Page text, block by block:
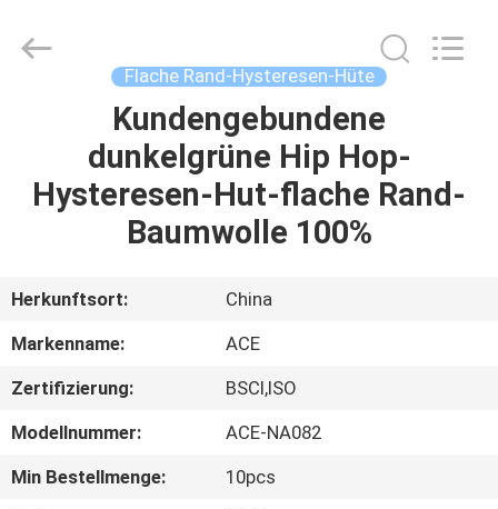
PRODUKTE
UNS
AUSFLUG
QUALITÄTSKONTROLLE
Ltd..
Flache Rand-Hysteresen-Hüte
Kundengebundene
dunkelgrüne Hip Hop-
Hysteresen-Hut-flache Rand-
Baumwolle 100%
Herkunftsort:
China
Markenname:
ACE
Zertifizierung:
BSCI,ISO
Modellnummer:
ACE-NA082
Min Bestellmenge:
10pcs